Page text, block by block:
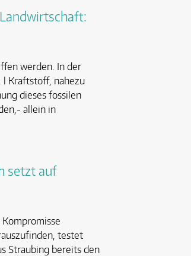
werden. In der
l Kraftstoff, nahezu
dieses fossilen
allein in
setzt auf
testet
Straubing bereits den